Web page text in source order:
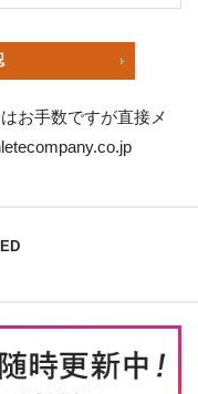
お手数ですが直接メ